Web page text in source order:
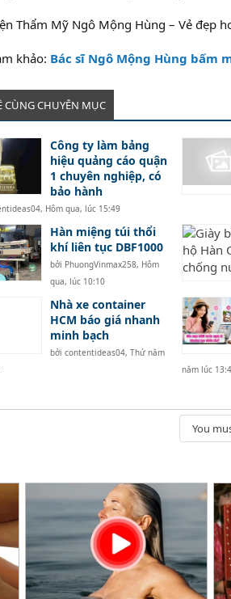
Thẩm Mỹ Ngô Mộng Hùng – Vẻ đẹp
khảo: Bác sĩ Ngô Mộng Hùng bấm
CÙNG CHUYÊN MỤC
Công ty làm bảng
hiệu quảng cáo quận
1 chuyên nghiệp, có
bảo hành
, Hôm qua, lúc 15:49
Hàn miệng túi thổi
khí liên tục DBF1000
bởi PhuongVinmax258, Hôm
qua, lúc 10:10
Nhà xe container
HCM báo giá nhanh
minh bạch
bởi contentideas04, Thứ năm
năm lúc
You